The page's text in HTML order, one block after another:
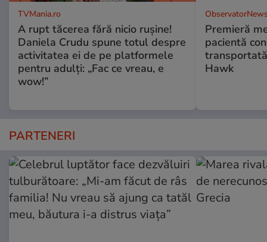
TVMania.ro
A rupt tăcerea fără nicio rușine!
Daniela Crudu spune totul despre
activitatea ei de pe platformele
pentru adulți: „Fac ce vreau, e
wow!”
Premieră
pacientă
Hawk
PARTENERI